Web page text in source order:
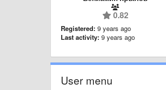
0.82
Registered: 9 years ago
Last activity: 9 years ago
User menu